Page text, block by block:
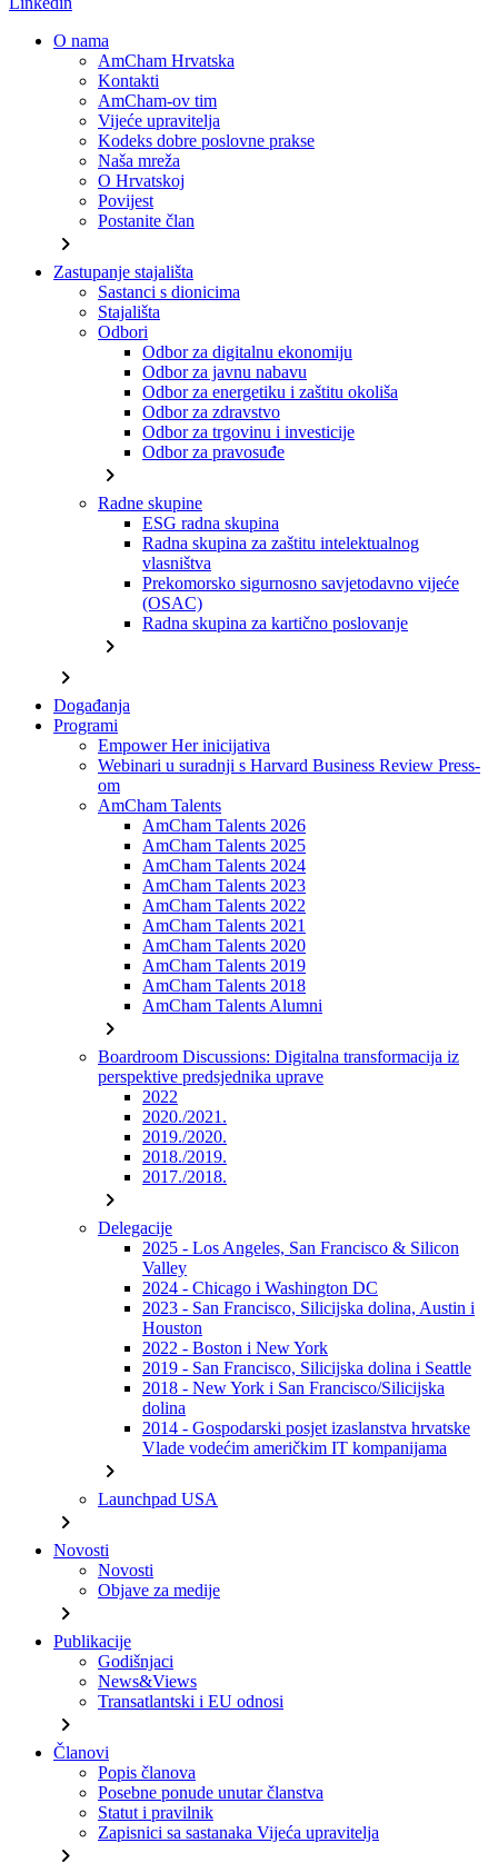
O nama
AmCham Hrvatska
Kontakti
AmCham-ov tim
Vijeće upravitelja
Kodeks dobre poslovne prakse
Naša mreža
O Hrvatskoj
Povijest
Postanite član
chevron_right
Zastupanje stajališta
Sastanci s dionicima
Stajališta
Odbori
Odbor za digitalnu ekonomiju
Odbor za javnu nabavu
Odbor za energetiku i zaštitu okoliša
Odbor za zdravstvo
Odbor za trgovinu i investicije
Odbor za pravosuđe
chevron_right
Radne skupine
ESG radna skupina
Radna skupina za zaštitu intelektualnog
vlasništva
Prekomorsko sigurnosno savjetodavno vijeće
(OSAC)
Radna skupina za kartično poslovanje
chevron_right
chevron_right
Događanja
Programi
Empower Her inicijativa
Webinari u suradnji s Harvard Business Review Press-
om
AmCham Talents
AmCham Talents 2026
AmCham Talents 2025
AmCham Talents 2024
AmCham Talents 2023
AmCham Talents 2022
AmCham Talents 2021
AmCham Talents 2020
AmCham Talents 2019
AmCham Talents 2018
AmCham Talents Alumni
chevron_right
Boardroom Discussions: Digitalna transformacija iz
perspektive predsjednika uprave
2022
2020./2021.
2019./2020.
2018./2019.
2017./2018.
chevron_right
Delegacije
2025 - Los Angeles, San Francisco & Silicon
Valley
2024 - Chicago i Washington DC
2023 - San Francisco, Silicijska dolina, Austin i
Houston
2022 - Boston i New York
2019 - San Francisco, Silicijska dolina i Seattle
2018 - New York i San Francisco/Silicijska
dolina
2014 - Gospodarski posjet izaslanstva hrvatske
Vlade vodećim američkim IT kompanijama
chevron_right
Launchpad USA
chevron_right
Novosti
Novosti
Objave za medije
chevron_right
Publikacije
Godišnjaci
News&Views
Transatlantski i EU odnosi
chevron_right
Članovi
Popis članova
Posebne ponude unutar članstva
Statut i pravilnik
Zapisnici sa sastanaka Vijeća upravitelja
chevron_right